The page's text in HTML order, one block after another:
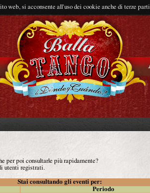
web, si acconsente all'uso dei cookie anche di terze parti
per poi consultarle più rapidamente?
utenti registrati.
Stai consultando gli eventi per:
Periodo